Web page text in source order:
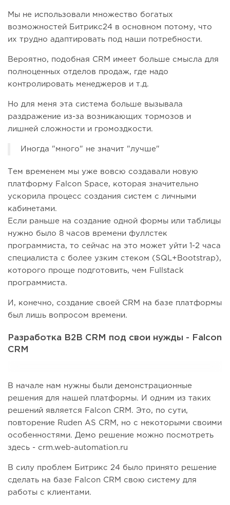
Мы не использовали множество богатых
возможностей Битрикс24 в основном потому, что
их трудно адаптировать под наши потребности.
Вероятно, подобная CRM имеет больше смысла для
полноценных отделов продаж, где надо
контролировать менеджеров и т.д.
Но для меня эта система больше вызывала
раздражение из-за возникающих тормозов и
лишней сложности и громоздкости.
Иногда "много" не значит "лучше"
Тем временем мы уже вовсю создавали новую
платформу Falcon Space, которая значительно
ускорила процесс создания систем с личными
кабинетами.
Если раньше на создание одной формы или таблицы
нужно было 8 часов времени фуллстек
программиста, то сейчас на это может уйти 1-2 часа
специалиста с более узким стеком (SQL+Bootstrap),
которого проще подготовить, чем Fullstack
программиста.
И, конечно, создание своей CRM на базе платформы
был лишь вопросом времени.
Разработка B2B CRM под свои нужды - Falcon
CRM
В начале нам нужны были демонстрационные
решения для нашей платформы. И одним из таких
решений является Falcon CRM. Это, по сути,
повторение Ruden AS CRM, но с некоторыми своими
особенностями. Демо решение можно посмотреть
здесь - crm.web-automation.ru
В силу проблем Битрикс 24 было принято решение
сделать на базе Falcon CRM свою систему для
работы с клиентами.